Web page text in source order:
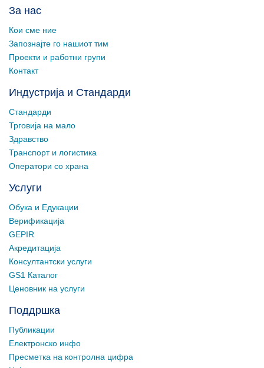
За нас
Кои сме ние
Запознајте го нашиот тим
Проекти и работни групи
Контакт
Индустрија и Стандарди
Стандарди
Трговија на мало
Здравство
Транспорт и логистика
Оператори со храна
Услуги
Обука и Едукации
Верификација
GEPIR
Акредитација
Консултантски услуги
GS1 Каталог
Ценовник на услуги
Поддршка
Публикации
Електронско инфо
Пресметка на контролна цифра